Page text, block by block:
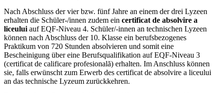
Nach Abschluss der vier bzw. fünf Jahre an einem der drei Lyzeen
erhalten die Schüler-/innen zudem ein certificat de absolvire a
liceului auf EQF-Niveau 4. Schüler/-innen an technischen Lyzeen
können nach Abschluss der 10. Klasse ein berufsbezogenes
Praktikum von 720 Stunden absolvieren und somit eine
Bescheinigung über eine Berufsqualifikation auf EQF-Niveau 3
(certificat de calificare profesională) erhalten. Im Anschluss können
sie, falls erwünscht zum Erwerb des certificat de absolvire a liceului
an das technische Lyzeum zurückkehren.